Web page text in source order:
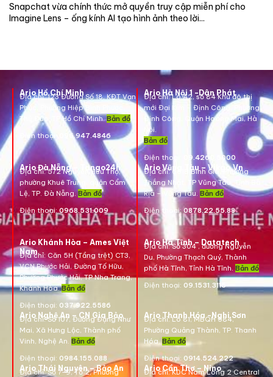
Snapchat vừa chính thức mở quyền truy cập miễn phí cho
Imagine Lens – ống kính AI tạo hình ảnh theo lời...
Ario Hồ Chí Minh
Địa chỉ:123 Đường Số 18, KĐT Vạn
Phúc, Phường Hiệp Bình Phước,
Thủ Đức, TP Hồ Chí Minh.Bản đồ
Điện thoại:
096.947.4846
Ario Hà Nội 1 -Dân Phát
Địa chỉ:Lô A2, số 84 Khu đô thị
mới Đại Kim – Định Công, Phường
Định Công, Quận Hoàng Mai, Hà
Nội.
Bản đồ
Điện thoại:
09.4260.5000
Ario Đà Nẵng – Tango24h
Địa chỉ: 572 Nguyễn Hữu Thọ,
phường Khuê Trung, quận Cẩm
Lệ, TP. Đà Nẵng.Bản đồ
Điện thoại:0968.531.009
Ario Vũng Tàu – Vikgo.Vn
Địa chỉ:661B Bình Giã, Phường
Thắng Nhất, TP Vũng Tàu, Tỉnh Bà
Rịa – Vũng Tàu. Bản đồ
Điện thoại:0878.22.55.88
Ario Khánh Hòa – Ames Việt
Nam
Địa chỉ: Căn 5H (Tầng trệt) CT3,
VCN Phước Hải, Đường Tố Hữu,
Phường Phước Hải, TP Nha Trang,
Khánh Hòa.Bản đồ
Điện thoại: 037.922.5586
Ario Hà Tĩnh – Datatech
Địa chỉ:Số 304 , đường Nguyễn
Du, Phường Thạch Quý, Thành
phố Hà Tĩnh, Tỉnh Hà Tĩnh. Bản đồ
Điện thoại: 09.1531.3116
Ario Nghệ An – CN Gia Bảo
Địa chỉ:Số 107, Đường Đặng Như
Mai, Xã Hưng Lộc, Thành phố
Vinh, Nghệ An. Bản đồ
Điện thoại: 0984.155.088
Ario Thanh Hóa -Nghi Sơn
Địa chỉ: Lô 81, MBQH 584,
Phường Quảng Thành, TP. Thanh
Hóa.Bản đồ
Điện thoại: 0914.524.222
Ario Thái Nguyên – Bảo An
Địa chỉ: Số 7-9, Tổ 2, Phường
Ario Cần Thơ – Nino
Địa chỉ:KDC Nam Long 2 Central